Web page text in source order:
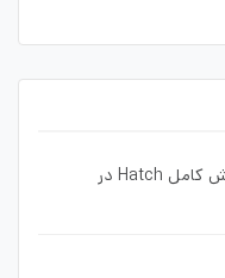
صفر تا صد تنظیمات هچ در اتوکد | آموزش کامل Hatch در